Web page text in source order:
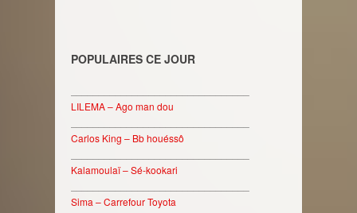
POPULAIRES CE JOUR
LILEMA – Ago man dou
Carlos King – Bb houéssô
Kalamoulaï – Sé-kookari
Sima – Carrefour Toyota